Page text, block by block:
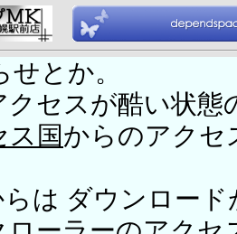
とか。
クセスが酷い状態
ス国からのアクセ
らは ダウンロー